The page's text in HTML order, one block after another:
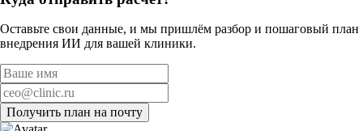
Оставьте свои данные, и мы пришлём разбор и пошаговый план
внедрения ИИ для вашей клиники.
Получить план на почту